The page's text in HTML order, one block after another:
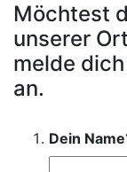
Möchtest
unserer
melde
an.
Dein